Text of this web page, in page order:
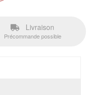
Livraison
Précommande possible